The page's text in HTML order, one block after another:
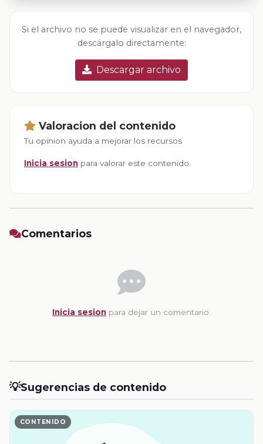
Si el archivo no se puede visualizar en el navegador,
descárgalo directamente:
Descargar archivo
Valoracion del contenido
Tu opinion ayuda a mejorar los recursos
Inicia sesion para valorar este contenido.
Comentarios
Inicia sesion para dejar un comentario.
💡Sugerencias de contenido
CONTENIDO